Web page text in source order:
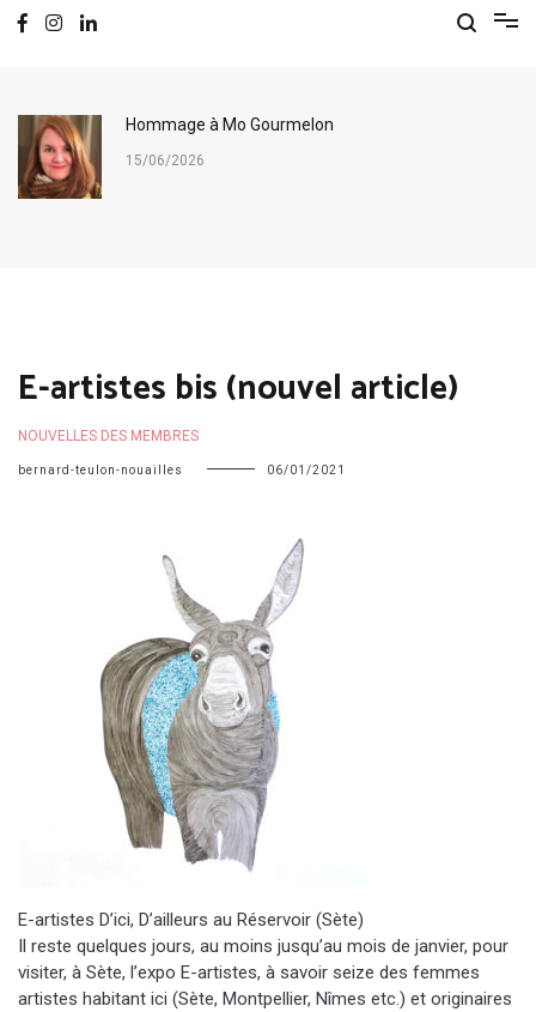
Hommage à Mo Gourmelon
15/06/2026
E-artistes bis (nouvel article)
NOUVELLES DES MEMBRES
bernard-teulon-nouailles 06/01/2021
E-artistes D’ici, D’ailleurs au Réservoir (Sète)
Il reste quelques jours, au moins jusqu’au mois de janvier, pour
visiter, à Sète, l’expo E-artistes, à savoir seize des femmes
artistes habitant ici (Sète, Montpellier, Nîmes etc.) et originaires